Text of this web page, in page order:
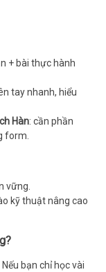
+ bài thực hành
tay nhanh, hiểu
Hàn: cần phần
form.
vững.
kỹ thuật nâng cao
bạn chỉ học vài